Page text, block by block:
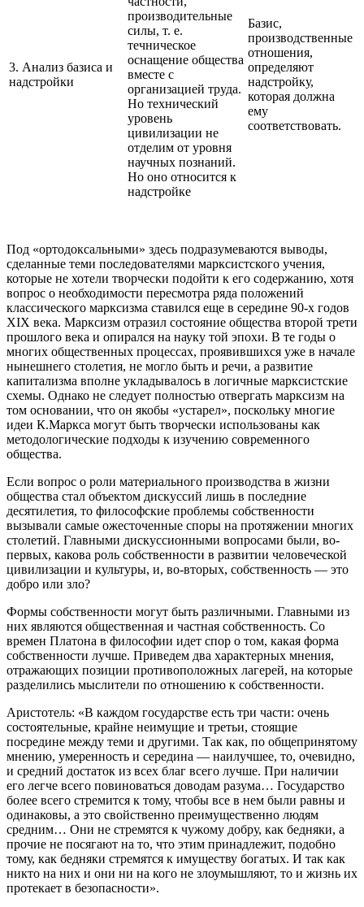
3. Анализ базиса и
надстройки
производительные
силы, т. е.
течническое
оснащение общества
вместе с
организацией труда.
Но технический
уровень
цивилизации не
отделим от уровня
научных познаний.
Но оно относится к
надстройке
Базис,
производственные
отношения,
определяют
надстройку,
которая должна
ему
соответствовать.
Под «ортодоксальными» здесь подразумеваются выводы,
сделанные теми последователями марксистского учения,
которые не хотели творчески подойти к его содержанию, хотя
вопрос о необходимости пересмотра ряда положений
классического марксизма ставился еще в середине 90-х годов
ХIХ века. Марксизм отразил состояние общества второй трети
прошлого века и опирался на науку той эпохи. В те годы о
многих общественных процессах, проявившихся уже в начале
нынешнего столетия, не могло быть и речи, а развитие
капитализма вполне укладывалось в логичные марксистские
схемы. Однако не следует полностью отвергать марксизм на
том основании, что он якобы «устарел», поскольку многие
идеи К.Маркса могут быть творчески использованы как
методологические подходы к изучению современного
общества.
Если вопрос о роли материального производства в жизни
общества стал объектом дискуссий лишь в последние
десятилетия, то философские проблемы собственности
вызывали самые ожесточенные споры на протяжении многих
столетий. Главными дискуссионными вопросами были, во-
первых, какова роль собственности в развитии человеческой
цивилизации и культуры, и, во-вторых, собственность — это
добро или зло?
Формы собственности могут быть различными. Главными из
них являются общественная и частная собственность. Со
времен Платона в философии идет спор о том, какая форма
собственности лучше. Приведем два характерных мнения,
отражающих позиции противоположных лагерей, на которые
разделились мыслители по отношению к собственности.
Аристотель: «В каждом государстве есть три части: очень
состоятельные, крайне неимущие и третьи, стоящие
посредине между теми и другими. Так как, по общепринятому
мнению, умеренность и середина — наилучшее, то, очевидно,
и средний достаток из всех благ всего лучше. При наличии
его легче всего повиноваться доводам разума… Государство
более всего стремится к тому, чтобы все в нем были равны и
одинаковы, а это свойственно преимущественно людям
средним… Они не стремятся к чужому добру, как бедняки, а
прочие не посягают на то, что этим принадлежит, подобно
тому, как бедняки стремятся к имуществу богатых. И так как
никто на них и они ни на кого не злоумышляют, то и жизнь их
протекает в безопасности».